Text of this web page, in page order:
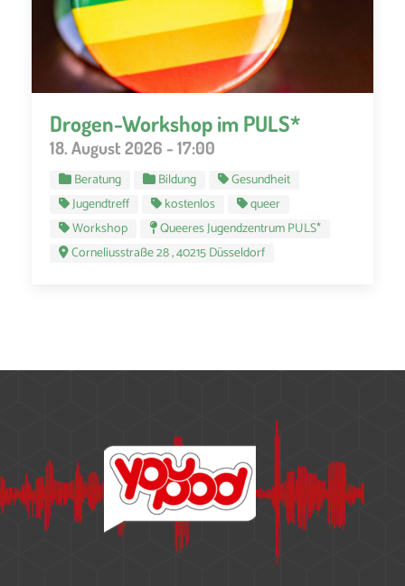
Drogen-Workshop im PULS*
18. August 2026 - 17:00
Beratung Bildung
Gesundheit
Jugendtreff
kostenlos
queer
Workshop
Queeres Jugendzentrum PULS*
Corneliusstraße 28 , 40215 Düsseldorf